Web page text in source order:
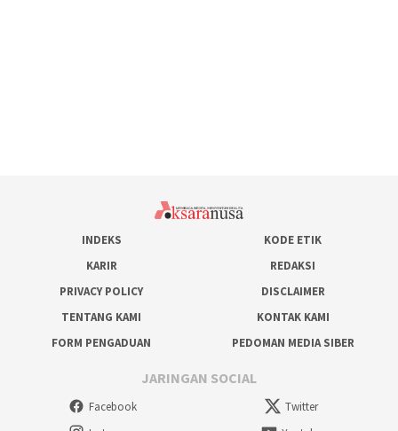
INDEKS
KODE ETIK
KARIR
REDAKSI
PRIVACY POLICY
DISCLAIMER
TENTANG KAMI
KONTAK KAMI
FORM PENGADUAN
PEDOMAN MEDIA SIBER
JARINGAN SOCIAL
Facebook
Twitter